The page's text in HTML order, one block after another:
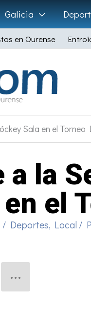
Galicia
en Ourense
Sala en el
a la
el
/ Deportes, Local /